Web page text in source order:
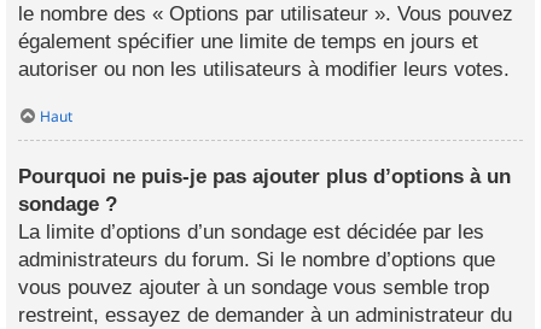
le nombre des « Options par utilisateur ». Vous pouvez
également spécifier une limite de temps en jours et
autoriser ou non les utilisateurs à modifier leurs votes.
Haut
Pourquoi ne puis-je pas ajouter plus d’options à un
sondage ?
La limite d’options d’un sondage est décidée par les
administrateurs du forum. Si le nombre d’options que
vous pouvez ajouter à un sondage vous semble trop
restreint, essayez de demander à un administrateur du